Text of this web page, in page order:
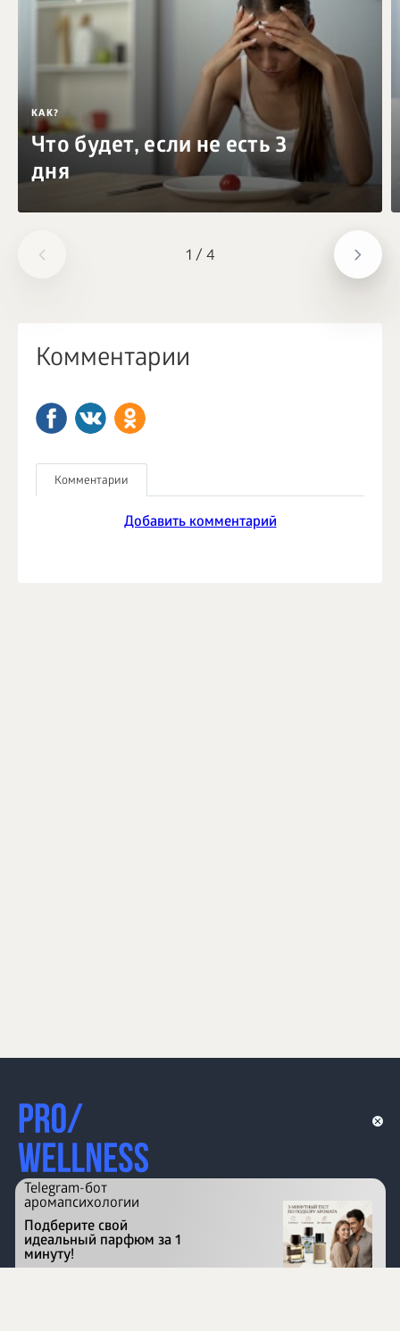
1 / 4
КАК?
Что будет, если не есть 3
дня
Комментарии
Комментарии
Добавить комментарий
Перейти на сайт
Telegram-бот
аромапсихологии
Подберите свой
идеальный парфюм за 1
минуту!